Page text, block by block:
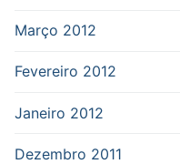
Março 2012
Fevereiro 2012
Janeiro 2012
Dezembro 2011